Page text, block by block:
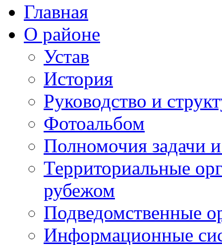
Главная
О районе
Устав
История
Руководство и
Фотоальбом
Полномочия задачи
Территориальные
рубежом
Подведомственные
Информационные